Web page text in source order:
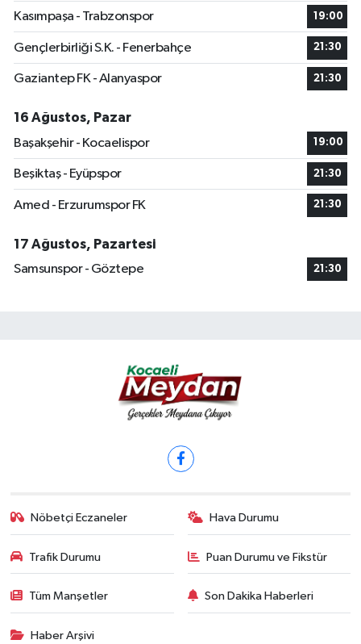
Kasımpaşa - Trabzonspor 19:00
Gençlerbirliği S.K. - Fenerbahçe 21:30
Gaziantep FK - Alanyaspor 21:30
16 Ağustos, Pazar
Başakşehir - Kocaelispor
19:00
Beşiktaş - Eyüpspor 21:30
Amed - Erzurumspor FK 21:30
17 Ağustos, Pazartesi
Samsunspor - Göztepe
21:30
Nöbetçi Eczaneler Hava Durumu
Trafik Durumu Puan Durumu ve Fikstür
Tüm Manşetler Son Dakika Haberleri
Haber Arşivi